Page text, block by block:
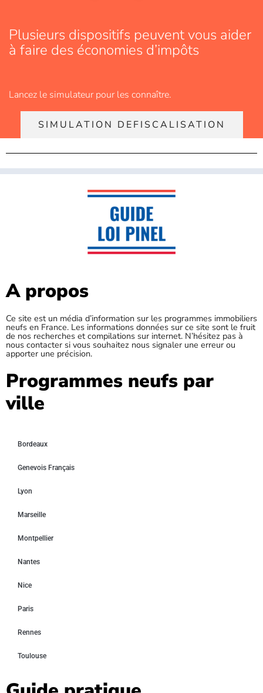
Plusieurs dispositifs peuvent vous aider
à faire des économies d’impôts
Lancez le simulateur pour les connaître.
SIMULATION DEFISCALISATION
A propos
Ce site est un média d’information sur les programmes immobiliers
neufs en France. Les informations données sur ce site sont le fruit
de nos recherches et compilations sur internet. N’hésitez pas à
nous contacter si vous souhaitez nous signaler une erreur ou
apporter une précision.
Programmes neufs par
ville
Bordeaux
Genevois Français
Lyon
Marseille
Montpellier
Nantes
Nice
Paris
Rennes
Toulouse